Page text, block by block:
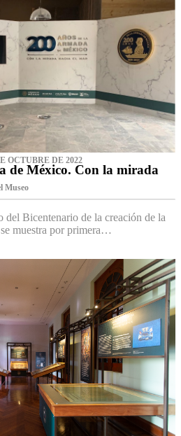
OCTUBRE DE 2022
de México. Con la mirada
Museo‌
del Bicentenario de la creación de la
muestra por primera…